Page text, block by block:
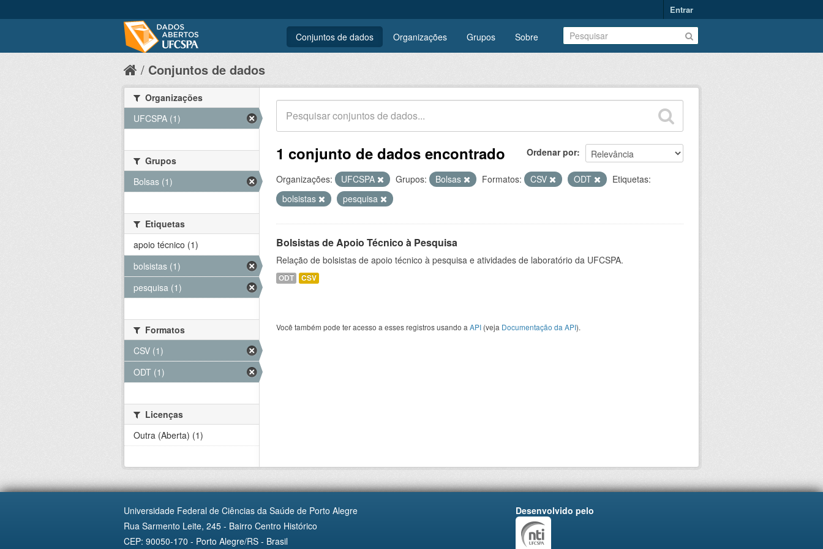
Entrar
Conjuntos de dados Organizações Grupos Sobre
Conjuntos de dados
Ordenar por
1 conjunto de dados encontrado
Organizações: UFCSPA Grupos: Bolsas Formatos: CSV ODT
Etiquetas:
bolsistas
pesquisa
Bolsistas de Apoio Técnico à Pesquisa
Relação de bolsistas de apoio técnico à pesquisa e atividades de laboratório da UFCSPA.
ODT CSV
Você também pode ter acesso a esses registros usando a API (veja Documentação da API).
Organizações
UFCSPA (1)
Grupos
Bolsas (1)
Etiquetas
apoio técnico (1)
bolsistas (1)
pesquisa (1)
Formatos
CSV (1)
ODT (1)
Licenças
Outra (Aberta) (1)
Universidade Federal de Ciências da Saúde de Porto Alegre
Rua Sarmento Leite, 245 - Bairro Centro Histórico
CEP: 90050-170 - Porto Alegre/RS - Brasil
Desenvolvido pelo